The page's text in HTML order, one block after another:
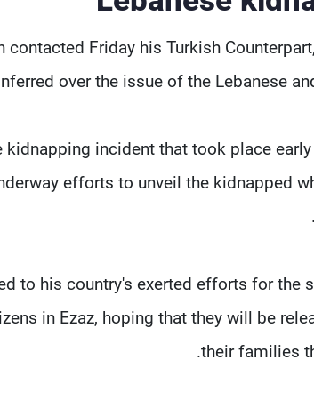
contacted Friday his Turkish
over the issue of the Lebanese
kidnapping incident that took place
efforts to unveil the kidnapped
to his country's exerted efforts for the
in Ezaz, hoping that they will be
their families